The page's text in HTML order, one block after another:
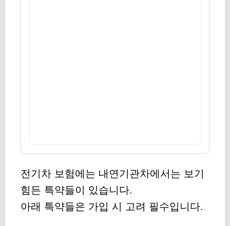
전기차 보험에는 내연기관차에서는 보기
힘든 특약들이 있습니다.
아래 특약들은 가입 시 고려 필수입니다.